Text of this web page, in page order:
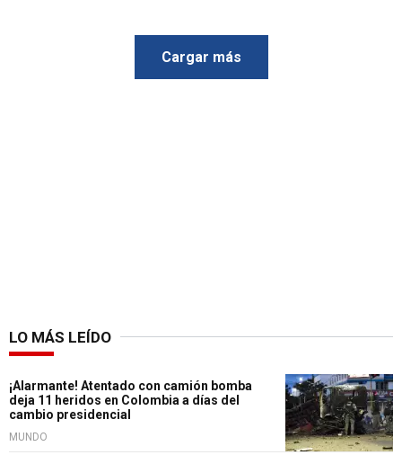
Cargar más
LO MÁS LEÍDO
¡Alarmante! Atentado con camión bomba
deja 11 heridos en Colombia a días del
cambio presidencial
MUNDO